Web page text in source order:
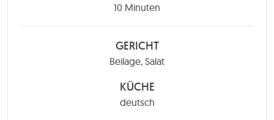
10 Minuten
Minuten
GERICHT
Beilage, Salat
KÜCHE
deutsch